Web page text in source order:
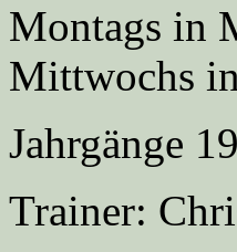
Montags in
Mittwochs
Jahrgänge
Trainer: